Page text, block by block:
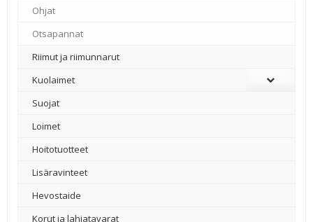
Ohjat
Otsapannat
Riimut ja riimunnarut
Kuolaimet
Suojat
Loimet
Hoitotuotteet
Lisäravinteet
Hevostaide
Korut ja lahjatavarat